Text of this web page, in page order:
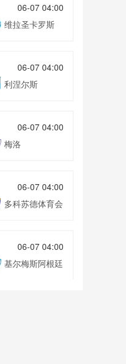
录像06-07 04:00
维拉圣卡罗斯
06-07 04:00
利涅尔斯
06-07 04:00
梅洛
06-07 04:00
多科苏德体育会
06-07 04:00
基尔梅斯阿根廷